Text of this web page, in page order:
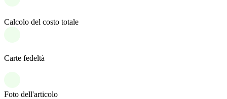
Calcolo del costo totale
Carte fedeltà
Foto dell'articolo